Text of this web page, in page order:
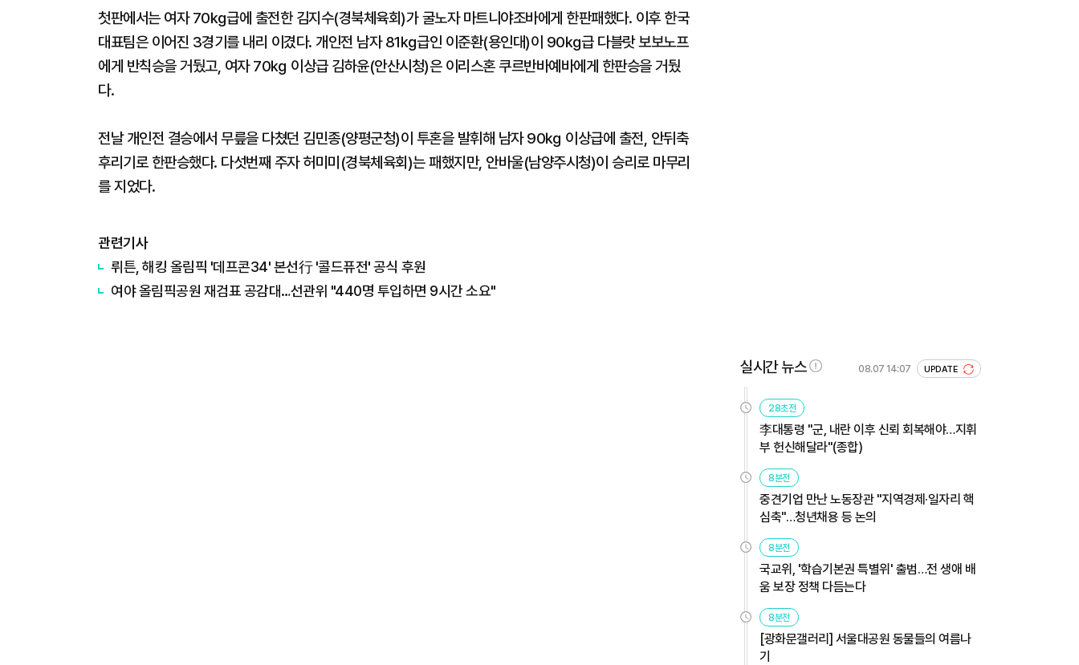
첫판에서는 여자 70㎏급에 출전한 김지수(경북체육회)가 굴노자 마트니야조바에게 한판패했다. 이후 한국
대표팀은 이어진 3경기를 내리 이겼다. 개인전 남자 81㎏급인 이준환(용인대)이 90㎏급 다블랏 보보노프
에게 반칙승을 거뒀고, 여자 70㎏ 이상급 김하윤(안산시청)은 이리스혼 쿠르반바예바에게 한판승을 거뒀
다.
전날 개인전 결승에서 무릎을 다쳤던 김민종(양평군청)이 투혼을 발휘해 남자 90㎏ 이상급에 출전, 안뒤축
후리기로 한판승했다. 다섯번째 주자 허미미(경북체육회)는 패했지만, 안바울(남양주시청)이 승리로 마무리
를 지었다.
관련기사
뤼튼, 해킹 올림픽 '데프콘34' 본선行 '콜드퓨전' 공식 후원
여야 올림픽공원 재검표 공감대…선관위 "440명 투입하면 9시간 소요"
실시간 뉴스 08.07 14:07 UPDATE
28초전
李대통령 "군, 내란 이후 신뢰 회복해야…지휘
부 헌신해달라"(종합)
8분전
중견기업 만난 노동장관 "지역경제·일자리 핵
심축"…청년채용 등 논의
8분전
국교위, '학습기본권 특별위' 출범…전 생애 배
움 보장 정책 다듬는다
8분전
[광화문갤러리] 서울대공원 동물들의 여름나
기